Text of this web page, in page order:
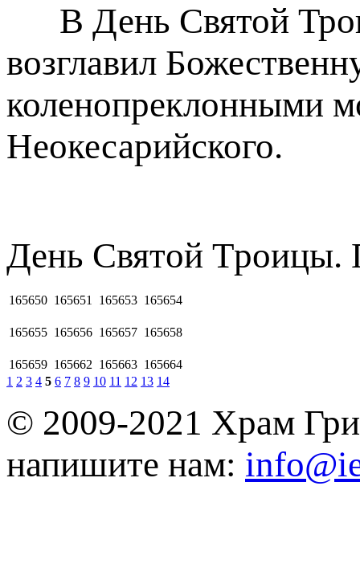
В День Святой
возглавил
коленопреклонными
Неокесарийского.
Дeнь Cвятoй Tpoицы.
165650 165651 165653 165654
165655 165656 165657 165658
165659 165662 165663 165664
1 2 3 4 5 6 7 8 9 10 11 12 13 14
© 2009-2021 Храм
напишите нам: